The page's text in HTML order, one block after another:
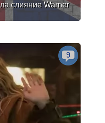
слияние Warner
9